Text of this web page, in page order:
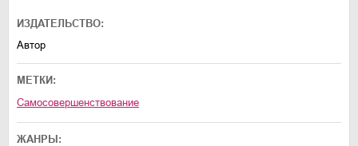
ИЗДАТЕЛЬСТВО:
Автор
МЕТКИ:
самосовершенствование
ЖАНРЫ: